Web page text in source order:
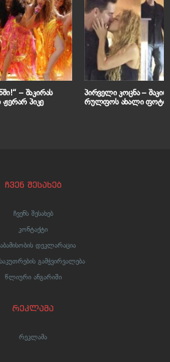
– შაკირას
ჟერარ პიკე
პირველი კოცნა –
რულფოს ახალი
ჩვენ შესახებ
ჩვენს შესახებ
კონტაქტი
დეკლარაცია
გამჭვირვალება
წლიური ანგარიში
რეკლამა
რეკლამა